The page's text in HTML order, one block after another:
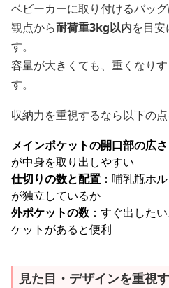
ベビーカーに取り付けるバッ
観点から耐荷重3kg以内を目
す。
容量が大きくても、重くなり
す。
収納力を重視するなら以下の点
メインポケットの開口部の広さ
が中身を取り出しやすい
仕切りの数と配置 ：哺乳瓶ホ
が独立しているか
外ポケットの数 ：すぐ出した
ケットがあると便利
見た目・デザインを重視